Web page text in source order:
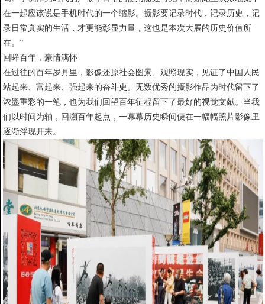
在一起应该说是手机时代的一个缩影。摄影要记录时代，记录历史，记
录日常真实的生活，才更能彰显力量，这也是本次大展的历史价值所
在。”
回眸百年，豪情满怀
在过往的百年岁月里，影像还原社会图景、观照现实，见证了中国人民
站起来、富起来、强起来的奋斗史。无数优秀的摄影作品为时代留下了
浓墨重彩的一笔，也为我们回望百年征程留下了最好的视觉文献。当我
们以时间为轴，回溯百年起点，一幕幕历史瞬间便在一幅幅照片影像里
逐渐浮现开来。